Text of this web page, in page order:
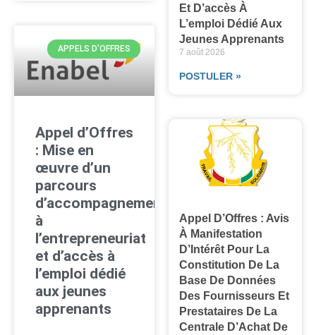
APPELS D'OFFRES
Appel d’Offres
: Mise en
œuvre d’un
parcours
d’accompagnement
à
l’entrepreneuriat
et d’accès à
l’emploi dédié
aux jeunes
apprenants
Et D’accès À
L’emploi Dédié Aux
Jeunes Apprenants
7 août 2026
POSTULER »
Appel D’Offres : Avis
À Manifestation
D’Intérêt Pour La
Constitution De La
Base De Données
Des Fournisseurs Et
Prestataires De La
Centrale D’Achat De